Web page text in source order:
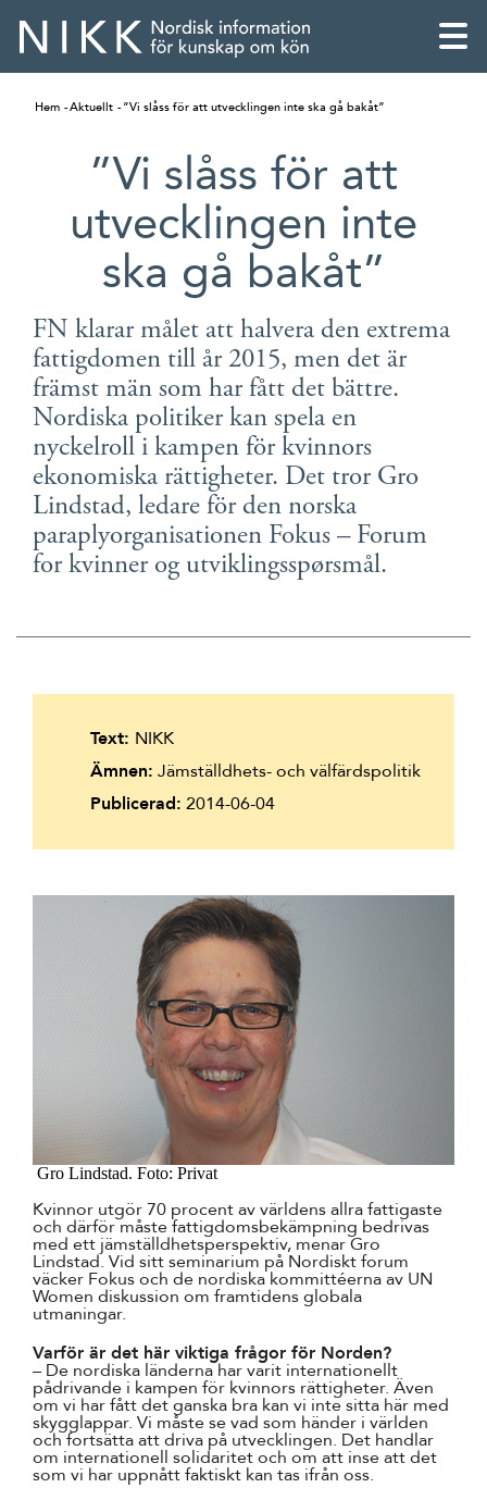
English
Skandinaviska
Suomi
Íslenska
Hem Aktuellt ”Vi slåss för att utvecklingen inte ska gå bakåt”
”Vi slåss för att
utvecklingen inte
ska gå bakåt”
FN klarar målet att halvera den extrema
fattigdomen till år 2015, men det är
främst män som har fått det bättre.
Nordiska politiker kan spela en
nyckelroll i kampen för kvinnors
ekonomiska rättigheter. Det tror Gro
Lindstad, ledare för den norska
paraplyorganisationen Fokus – Forum
for kvinner og utviklingsspørsmål.
Kvinnor utgör 70 procent av världens allra fattigaste
och därför måste fattigdomsbekämpning bedrivas
med ett jämställdhetsperspektiv, menar Gro
Lindstad. Vid sitt seminarium på Nordiskt forum
väcker Fokus och de nordiska kommittéerna av UN
Women diskussion om framtidens globala
utmaningar.
Varför är det här viktiga frågor för Norden?
– De nordiska länderna har varit internationellt
pådrivande i kampen för kvinnors rättigheter. Även
om vi har fått det ganska bra kan vi inte sitta här med
skygglappar. Vi måste se vad som händer i världen
och fortsätta att driva på utvecklingen. Det handlar
om internationell solidaritet och om att inse att det
som vi har uppnått faktiskt kan tas ifrån oss.
Text: NIKK
Ämnen: Jämställdhets- och välfärdspolitik
Publicerad: 2014-06-04
Gro Lindstad. Foto: Privat